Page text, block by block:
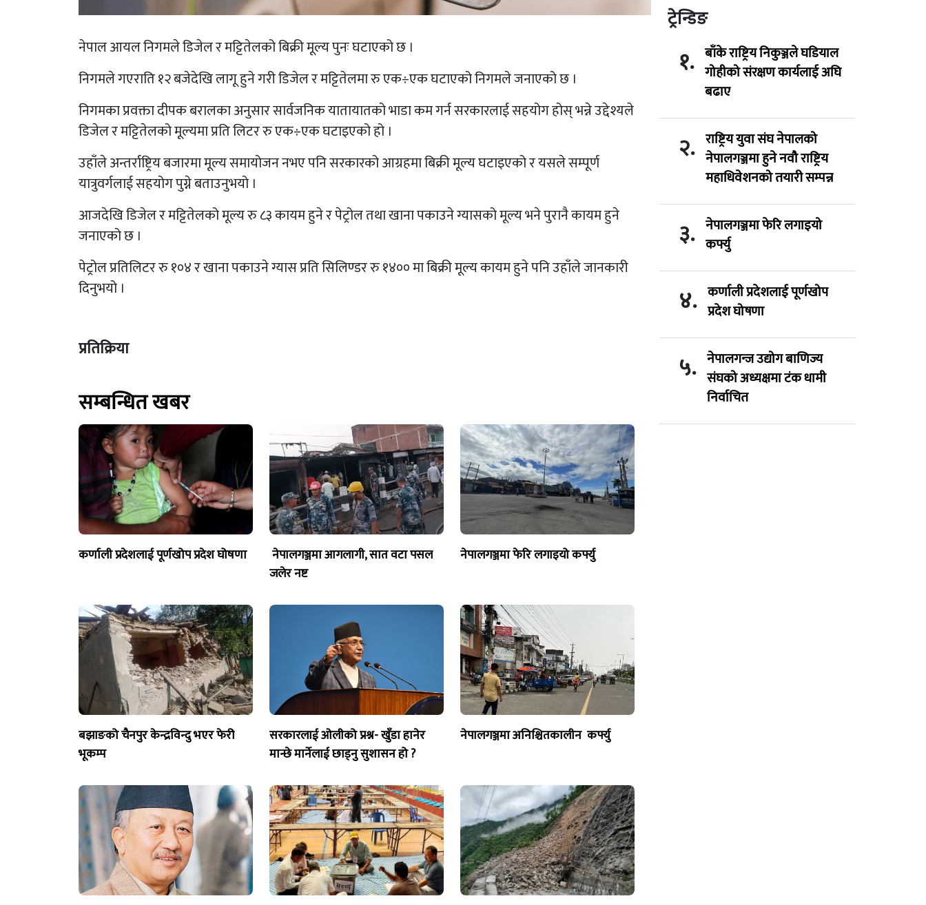
नेपाल आयल निगमले डिजेल र मट्टितेलको बिक्री मूल्य पुनः घटाएको छ ।
निगमले गएराति १२ बजेदेखि लागू हुने गरी डिजेल र मट्टितेलमा रु एक÷एक घटाएको निगमले जनाएको छ ।
निगमका प्रवक्ता दीपक बरालका अनुसार सार्वजनिक यातायातको भाडा कम गर्न सरकारलाई सहयोग होस् भन्ने उद्देश्यले
डिजेल र मट्टितेलको मूल्यमा प्रति लिटर रु एक÷एक घटाइएको हो ।
उहाँले अन्तर्राष्ट्रिय बजारमा मूल्य समायोजन नभए पनि सरकारको आग्रहमा बिक्री मूल्य घटाइएको र यसले सम्पूर्ण
यात्रुवर्गलाई सहयोग पुग्ने बताउनुभयो ।
आजदेखि डिजेल र मट्टितेलको मूल्य रु ८३ कायम हुने र पेट्रोल तथा खाना पकाउने ग्यासको मूल्य भने पुरानै कायम हुने
जनाएको छ ।
पेट्रोल प्रतिलिटर रु १०४ र खाना पकाउने ग्यास प्रति सिलिण्डर रु १४०० मा बिक्री मूल्य कायम हुने पनि उहाँले जानकारी
दिनुभयो ।
प्रतिक्रिया
सम्बन्धित खबर
कर्णाली प्रदेशलाई पूर्णखोप प्रदेश घोषणा
नेपालगञ्जमा आगलागी, सात वटा पसल
जलेर नष्ट
नेपालगञ्जमा फेरि लगाइयो कर्फ्यु
बझाङको चैनपुर केन्द्रविन्दु भएर फेरी
भूकम्प
सरकारलाई ओलीको प्रश्न- खुँडा हानेर
मान्छे मार्नेलाई छाड्नु सुशासन हो ?
नेपालगञ्जमा अनिश्चितकालीन कर्फ्यु
ट्रेन्डिङ
१. बाँके राष्ट्रिय निकुञ्जले घडियाल
गोहीको संरक्षण कार्यलाई अघि
बढाए
२. राष्ट्रिय युवा संघ नेपालको
नेपालगञ्जमा हुने नवौ राष्ट्रिय
महाधिवेशनको तयारी सम्पन्न
३. नेपालगञ्जमा फेरि लगाइयो
कर्फ्यु
४. कर्णाली प्रदेशलाई पूर्णखोप
प्रदेश घोषणा
५. नेपालगन्ज उद्योग बाणिज्य
संघको अध्यक्षमा टंक धामी
निर्वाचित